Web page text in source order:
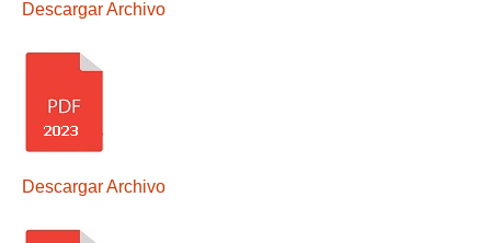
Descargar Archivo
Descargar Archivo